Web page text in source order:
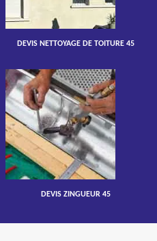
DEVIS NETTOYAGE DE TOITURE 45
DEVIS ZINGUEUR 45